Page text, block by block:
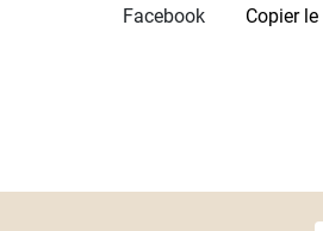
Facebook Copier le